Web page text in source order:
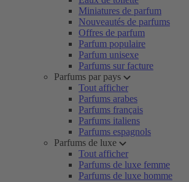
Miniatures de parfum
Nouveautés de parfums
Offres de parfum
Parfum populaire
Parfum unisexe
Parfums sur facture
Parfums par pays
Tout afficher
Parfums arabes
Parfums français
Parfums italiens
Parfums espagnols
Parfums de luxe
Tout afficher
Parfums de luxe femme
Parfums de luxe homme